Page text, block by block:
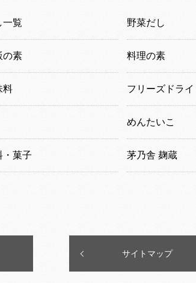
一覧 野菜だし
の素 料理の素
料 フリーズドライ
めんたいこ
・菓子 茅乃舎 麹蔵
サイトマップ